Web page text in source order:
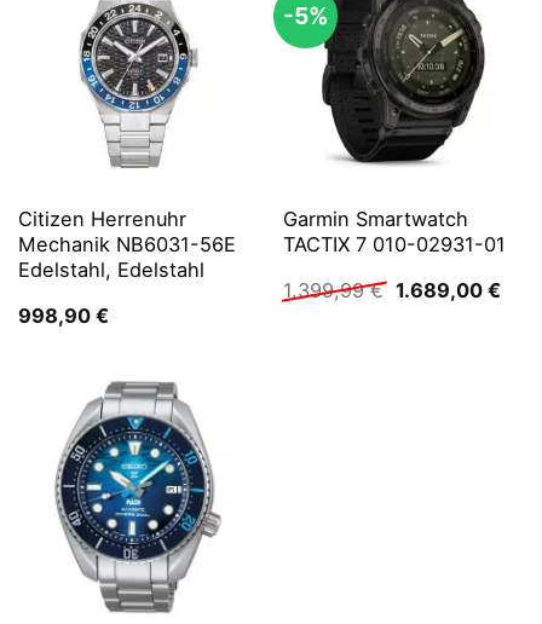
Citizen Herrenuhr
Mechanik NB6031-56E
Edelstahl, Edelstahl
998,90 €
-5%
Garmin Smartwatch
TACTIX 7 010-02931-01
1.399,99€ Ursprünglicher
1.689,00 €